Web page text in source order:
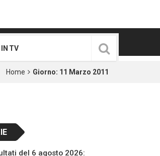
IN TV
Home Giorno: 11 Marzo 2011
del 6 agosto 2026: